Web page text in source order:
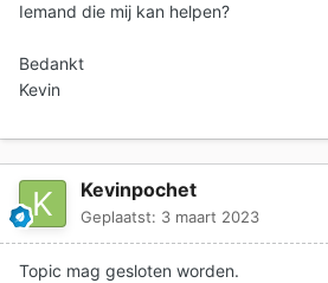
Iemand die mij kan helpen?
Bedankt
Kevin
Kevinpochet
Geplaatst: 3 maart 2023
Topic mag gesloten worden.